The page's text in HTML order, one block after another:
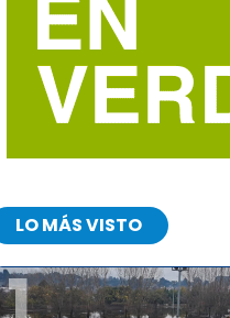
LO MÁS VISTO